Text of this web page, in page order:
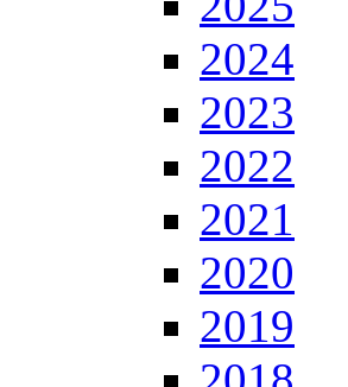
2024
2023
2022
2021
2020
2019